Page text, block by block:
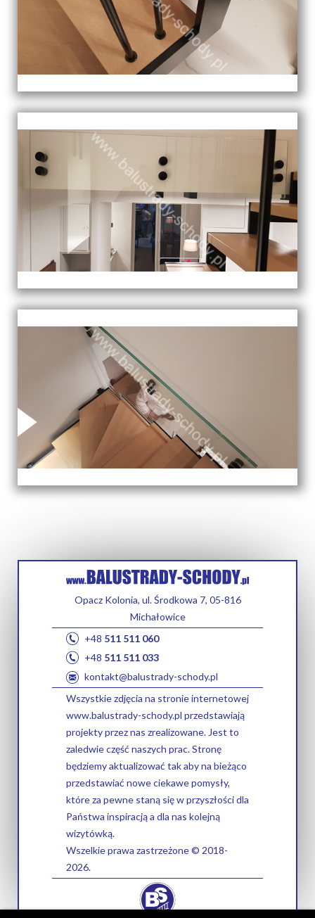
Opacz Kolonia, ul. Środkowa 7, 05-816
Michałowice
+48 511 511 060
+48 511 511 033
kontakt@balustrady-schody.pl
Wszystkie zdjęcia na stronie internetowej
www.balustrady-schody.pl przedstawiają
projekty przez nas zrealizowane. Jest to
zaledwie część naszych prac. Stronę
będziemy aktualizować tak aby na bieżąco
przedstawiać nowe ciekawe pomysły,
które za pewne staną się w przyszłości dla
Państwa inspiracją a dla nas kolejną
wizytówką.
Wszelkie prawa zastrzeżone © 2018-
2026.